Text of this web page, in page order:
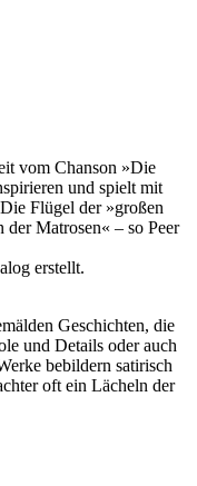
vom Chanson »Die
und spielt mit
Flügel der »großen
Matrosen« – so Peer
erstellt.
Geschichten, die
und Details oder auch
bebildern satirisch
oft ein Lächeln der